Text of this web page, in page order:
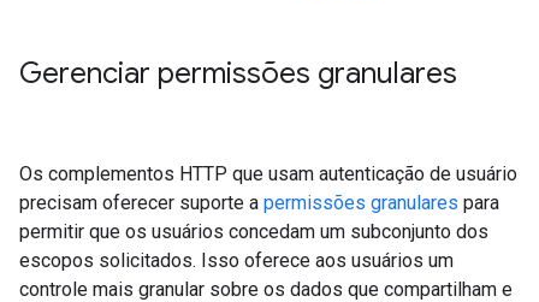
Gerenciar permissões granulares
Os complementos HTTP que usam autenticação de usuário
precisam oferecer suporte a permissões granulares para
permitir que os usuários concedam um subconjunto dos
escopos solicitados. Isso oferece aos usuários um
controle mais granular sobre os dados que compartilham e